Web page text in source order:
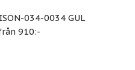
034-0034 GUL
910:-